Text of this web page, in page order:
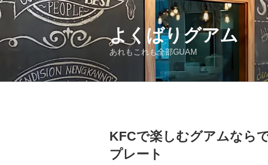
コ
ン
ン
よくばりグアム
あれもこれも全部GUAM
稿
KFCで楽しむグアムなら
プレート